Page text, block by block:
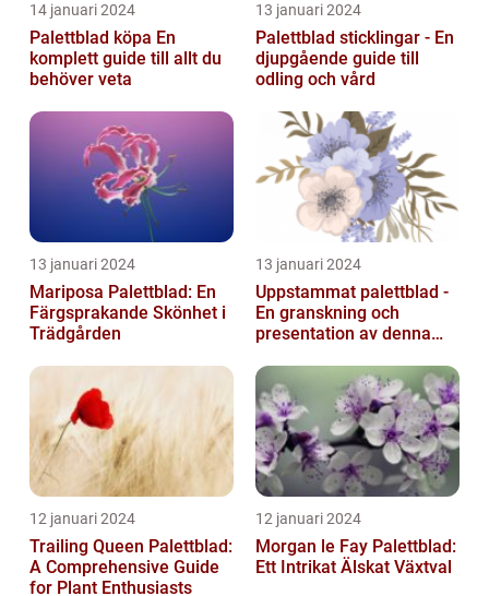
14 januari 2024
Palettblad köpa En
komplett guide till allt du
behöver veta
13 januari 2024
Palettblad sticklingar - En
djupgående guide till
odling och vård
13 januari 2024
Mariposa Palettblad: En
Färgsprakande Skönhet i
Trädgården
13 januari 2024
Uppstammat palettblad -
En granskning och
presentation av denna
12 januari 2024
Trailing Queen Palettblad:
A Comprehensive Guide
for Plant Enthusiasts
12 januari 2024
Morgan le Fay Palettblad:
Ett Intrikat Älskat Växtval